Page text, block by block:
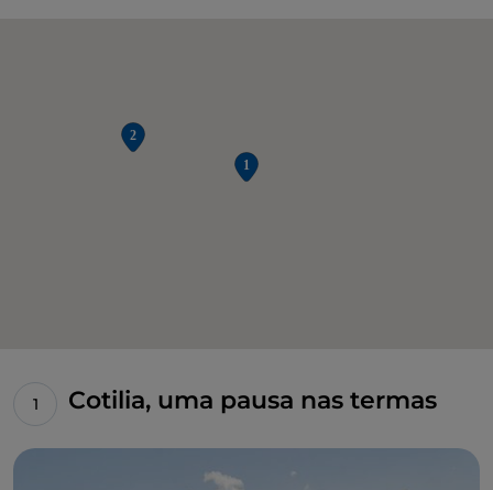
Cotilia, uma pausa nas termas